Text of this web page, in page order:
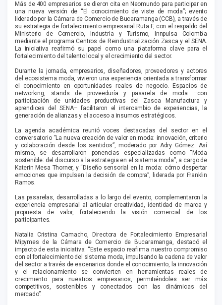
Más de 400 empresarios se dieron cita en Neomundo para participar en
una nueva versión de “El conocimiento de viste de moda”; evento
liderado por la Cámara de Comercio de Bucaramanga (CCB), a través de
su estrategia de fortalecimiento empresarial Ruta F, con el respaldo del
Ministerio de Comercio, Industria y Turismo, Innpulsa Colombia
mediante el programa Centros de Reindustrialización Zasca y el SENA.
La iniciativa reafirmó su papel como una plataforma clave para el
fortalecimiento del talento local y el crecimiento del sector.
Durante la jornada, empresarios, diseñadores, proveedores y actores
del ecosistema moda, vivieron una experiencia orientada a transformar
el conocimiento en oportunidades reales de negocio. Espacios de
networking, stands de proveeduría y pasarela de moda –con
participación de unidades productivas del Zasca Manufactura y
aprendices del SENA– facilitaron el intercambio de experiencias, la
generación de alianzas y el acceso a insumos estratégicos.
La agenda académica reunió voces destacadas del sector en el
conversatorio “La nueva creación de valor en moda: innovación, criterio
y colaboración desde los sentidos”, moderado por Adry Gómez. Así
mismo, se desarrollaron ponencias especializadas como “Moda
sostenible: del discurso a la estrategia en el sistema moda”, a cargo de
Katerin Mesa Thorner, y “Diseño sensorial en la moda: cómo despertar
emociones que impulsen la decisión de compra”, liderada por Franklin
Ramos.
Las pasarelas, desarrolladas a lo largo del evento, complementaron la
experiencia empresarial al articular creatividad, identidad de marca y
propuesta de valor, fortaleciendo la visión comercial de los
participantes.
Natalia Cristina Camacho, Directora de Fortalecimiento Empresarial
Mipymes de la Cámara de Comercio de Bucaramanga, destacó el
impacto de esta iniciativa: “Este espacio reafirma nuestro compromiso
con el fortalecimiento del sistema moda, impulsando la cadena de valor
del sector a través de escenarios donde el conocimiento, la innovación
y el relacionamiento se convierten en herramientas reales de
crecimiento para nuestros empresarios, permitiéndoles ser más
competitivos, sostenibles y conectados con las dinámicas del
mercado”.